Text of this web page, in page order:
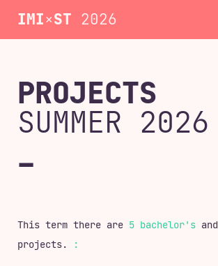
IMI×ST 2026
PROJECTS
SUMMER 2026
This term there are 5 bachelor'sand
projects.
: